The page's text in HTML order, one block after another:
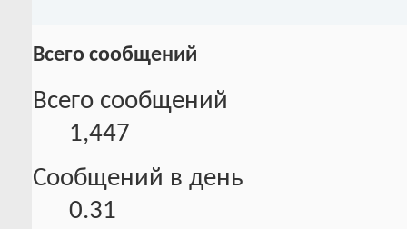
Всего сообщений
Всего сообщений
1,447
Сообщений в день
0.31